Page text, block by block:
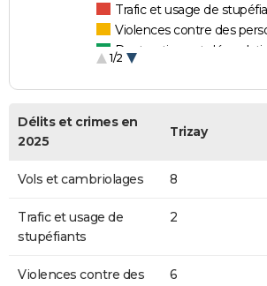
Trafic et usage de
Violences contre des
Destructions et
1/2
Délits et crimes en
2025
Trizay
Vols et cambriolages 8
Trafic et usage de
stupéfiants
2
Violences contre des
6